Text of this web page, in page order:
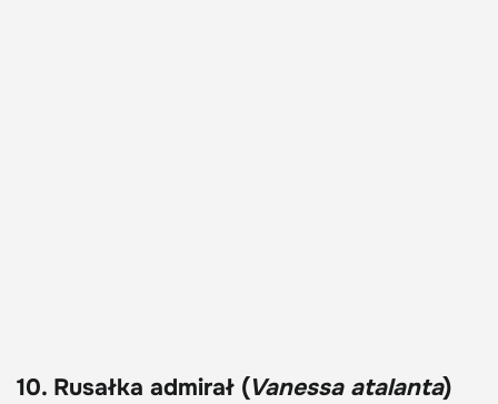
10. Rusałka admirał (Vanessa atalanta)